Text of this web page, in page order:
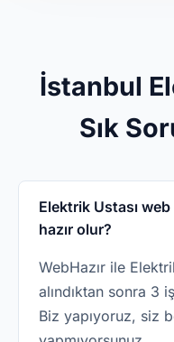
İstanbul
Sık
Elektrik Ustası
hazır olur?
WebHazır ile
alındıktan sonra 3
Biz yapıyoruz, siz